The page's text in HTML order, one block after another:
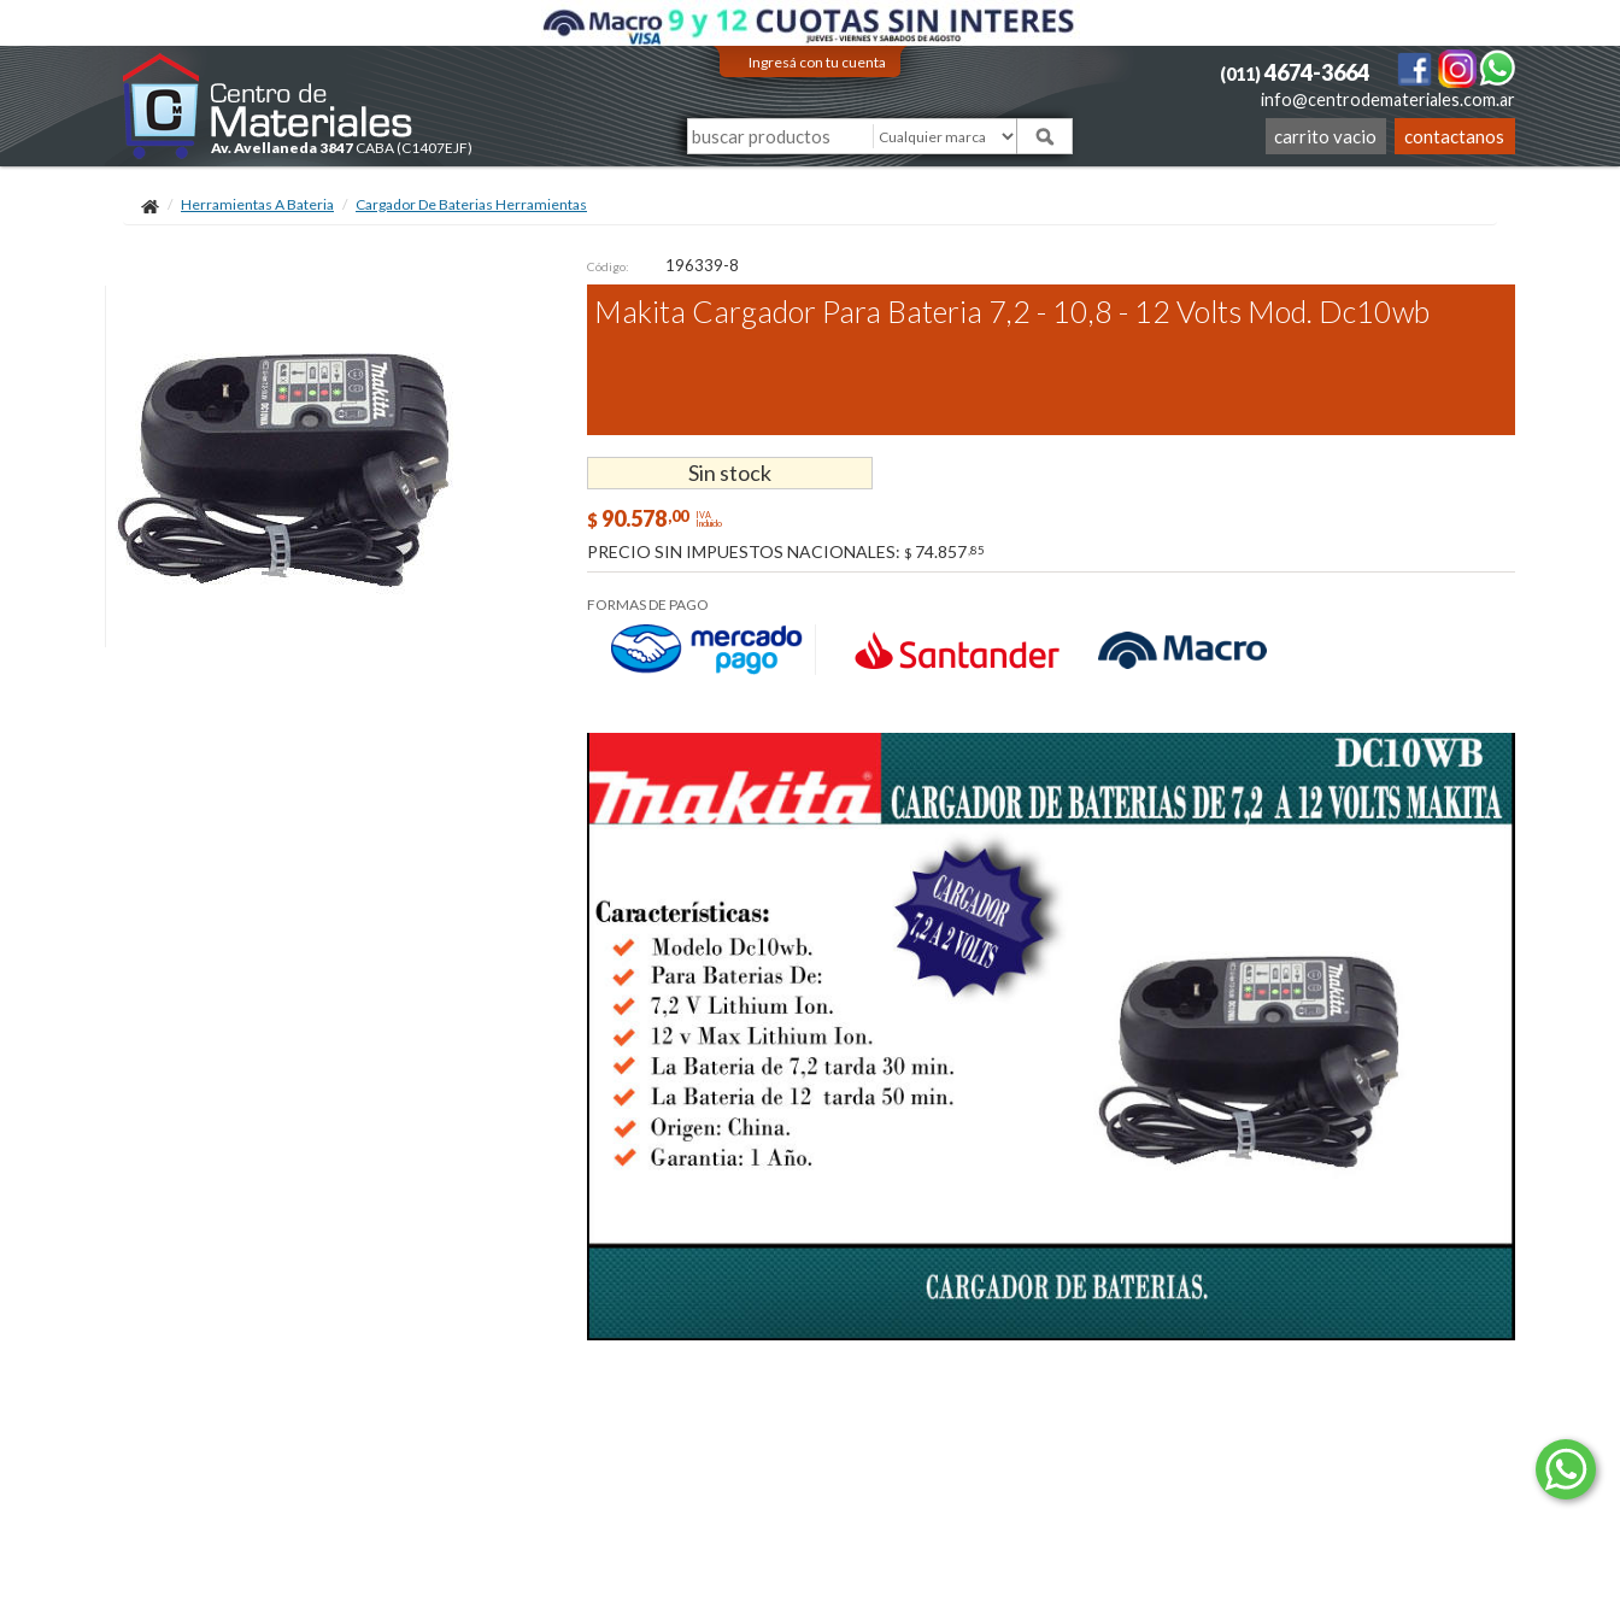
Ingresá con tu cuenta
info@centrodemateriales.com.ar
Av. Avellaneda 3847 CABA(C1407EJF)
(011)4674-3664
contactanos
carrito vacio
Herramientas A Bateria Cargador De Baterias Herramientas
Código: 196339-8
Makita Cargador Para Bateria 7,2 - 10,8 - 12 Volts Mod. Dc10wb
Sin stock
$ 90.578,00 IVA
Incluido
PRECIO SIN IMPUESTOS NACIONALES: $ 74.857 ,85
FORMAS DE PAGO